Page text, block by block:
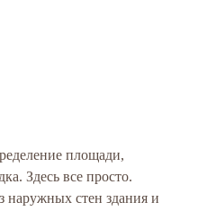
площади,
Здесь все просто.
наружных стен здания и